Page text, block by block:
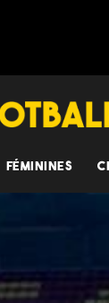
FÉMININES